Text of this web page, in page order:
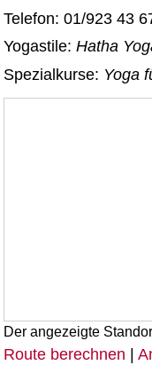
Telefon: 01/923 43
Yogastile: Hatha
Spezialkurse: Yoga
Der angezeigte
Route berechnen |